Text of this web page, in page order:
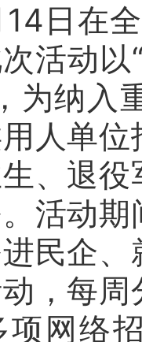
14日在
活动
为纳入
人单
、退
活动
民企
，每
网络